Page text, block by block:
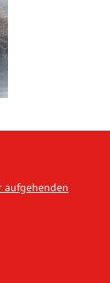
aufgehenden